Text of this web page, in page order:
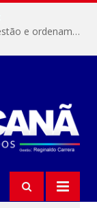
Resex Maracanã avança no processo de gestão e ordenamento do turismo em nossas áreas protegidas.